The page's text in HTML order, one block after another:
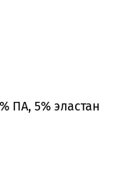
ПА, 5% эластан